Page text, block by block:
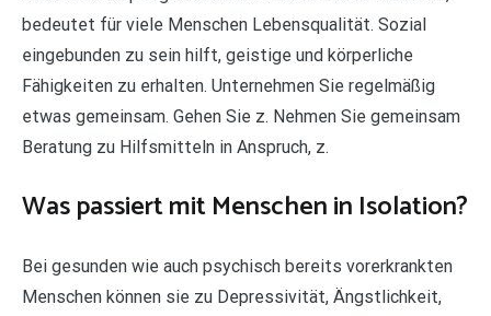
bedeutet für viele Menschen Lebensqualität. Sozial
eingebunden zu sein hilft, geistige und körperliche
Fähigkeiten zu erhalten. Unternehmen Sie regelmäßig
etwas gemeinsam. Gehen Sie z. Nehmen Sie gemeinsam
Beratung zu Hilfsmitteln in Anspruch, z.
Was passiert mit Menschen in Isolation?
Bei gesunden wie auch psychisch bereits vorerkrankten
Menschen können sie zu Depressivität, Ängstlichkeit,